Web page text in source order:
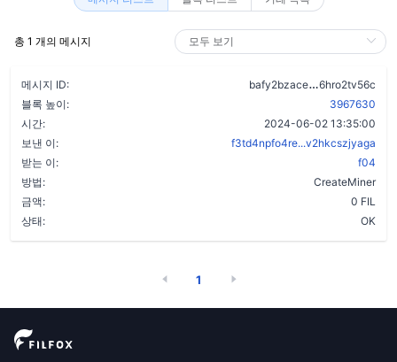
총 1 개의 메시지
메시지 ID: bafy2bzace
6hro2tv56c
블록 높이:
3967630
시간:
2024-06-02 13:35:00
보낸 이:
f3td4npfo4re...v2hkcszjyaga
받는 이:
f04
방법:
CreateMiner
금액:
0 FIL
상태:
OK
1